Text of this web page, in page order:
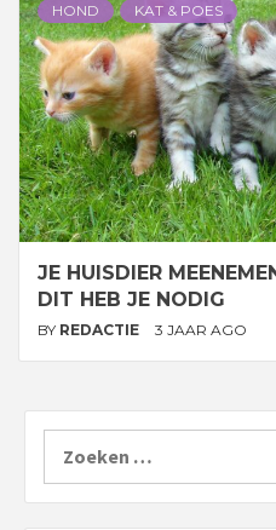
HOND KAT & POES
JE HUISDIER
DIT HEB JE NODIG
BY REDACTIE 3 JAAR AGO